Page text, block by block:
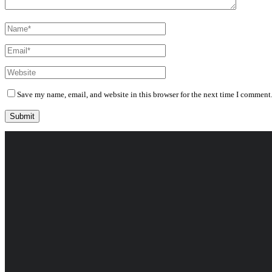
Save my name, email, and website in this browser for the next time I comment.